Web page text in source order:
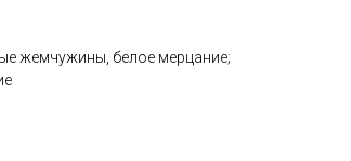
жемчужины, белое мерцание;